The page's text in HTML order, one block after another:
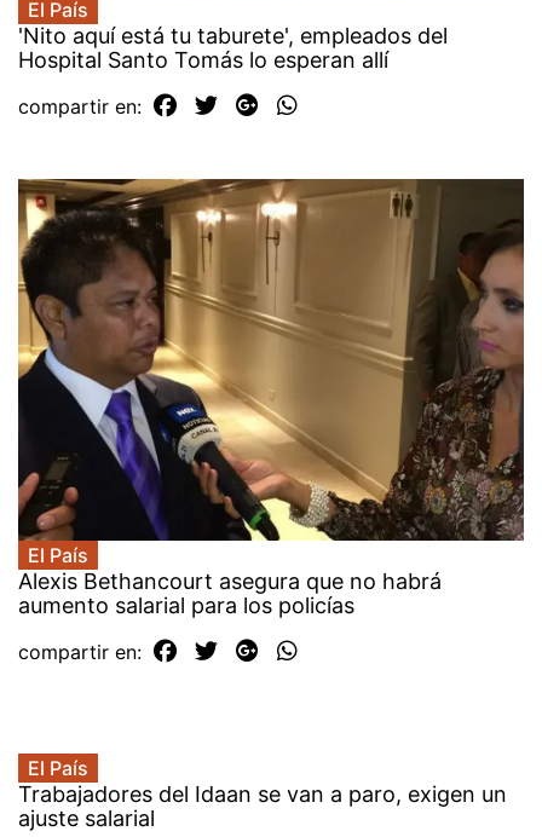
El País
'Nito aquí está tu taburete', empleados del
Hospital Santo Tomás lo esperan allí
compartir en:
El País
Alexis Bethancourt asegura que no habrá
aumento salarial para los policías
compartir en:
El País
Trabajadores del Idaan se van a paro, exigen un
ajuste salarial